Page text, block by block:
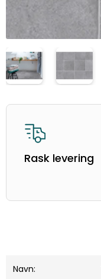
Rask levering
Navn: